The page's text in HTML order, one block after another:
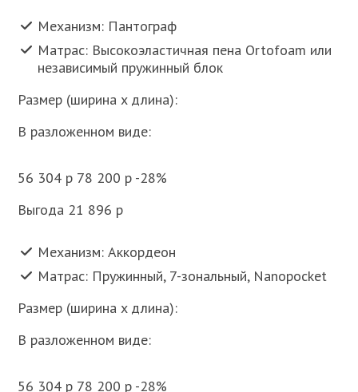
Механизм: Пантограф
Матрас: Высокоэластичная пена Ortofoam или
независимый пружинный блок
Размер (ширина x длина):
В разложенном виде:
56 304 p 78 200 p -28%
Выгода 21 896 p
Механизм: Аккордеон
Матрас: Пружинный, 7-зональный, Nanopocket
Размер (ширина x длина):
В разложенном виде:
56 304 p 78 200 p -28%